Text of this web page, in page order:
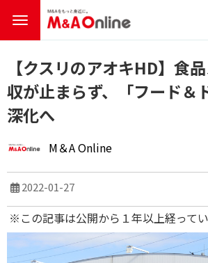
【クスリのアオキHD】食
収が止まらず、「フード＆
深化へ
M＆A Online
2022-01-27
※この記事は公開から１年以上経ってい